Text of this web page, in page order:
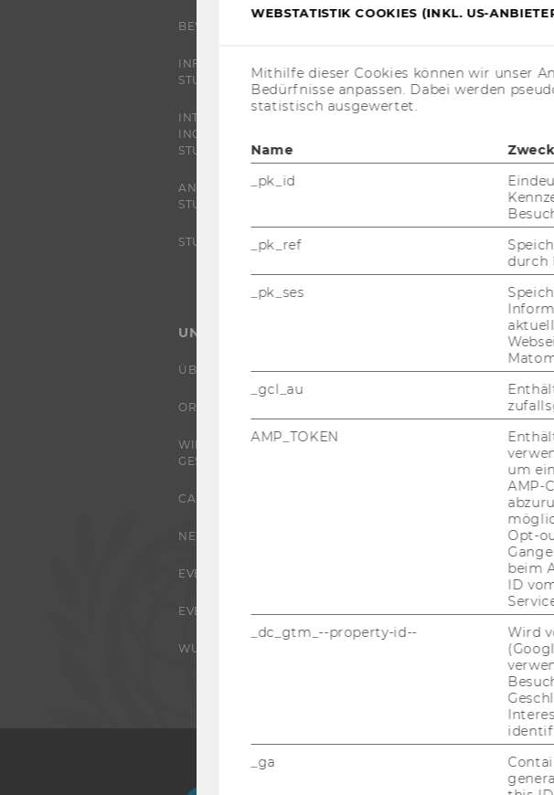
BEWERBUNG UND ZULASSUNG
INFORMATIONEN FÜR
STUDIERENDE
INTERNATIONALE UND
INCOMING EXCHANGE
STUDIERENDE
ANGEBOTE FÜR SCHULEN UND
STUDIENINTERESSIERTE
STUDENT CLUBS
UNIVERSITÄT
ÜBER DIE WU
ORGANISATION
WIRTSCHAFT UND
GESELLSCHAFT
CAMPUS
NEWS
EVENTS ARCHIV
EVENTS
WU FOUNDATION
JOBS
JOBS
JOBPORTAL
RESEARCH
WELCOME
JOBS MIT
WEBSTATISTIK COOKIES (INKL. US-
Mithilfe dieser Cookies können wir unser
Bedürfnisse anpassen. Dabei werden
statistisch ausgewertet.
Name Zweck
_pk_id
_pk_ref
durch
_pk_ses
_gcl_au
AMP_TOKEN
um
AMP-
Opt-
beim
ID
_dc_gtm_--property-id--
Wird
_ga